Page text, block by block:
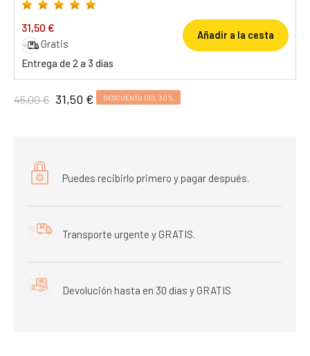
31,50 €
Gratis
Entrega de 2 a 3 días
Añadir a la cesta
45,00 € 31,50 € DESCUENTO DEL 30%
Puedes recibirlo primero y pagar después.
Transporte urgente y GRATIS.
Devolución hasta en 30 días y GRATIS